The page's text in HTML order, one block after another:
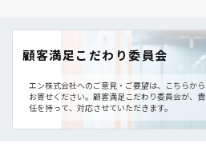
顧客満足こだわり委員会
エン株式会社へのご意見・ご要望は、こちらから
お寄せください。 顧客満足こだわり委員会が、責
任を持って、対応させていただきます。